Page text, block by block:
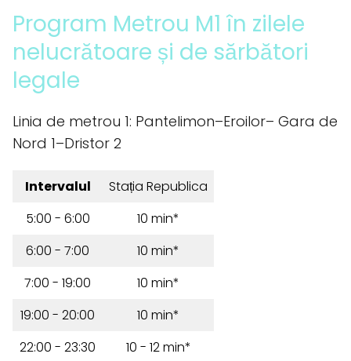
Program Metrou M1 în zilele
nelucrătoare și de sărbători
legale
Linia de metrou 1: Pantelimon–Eroilor– Gara de
Nord 1–Dristor 2
Intervalul
Stația Republica
5:00 - 6:00
10 min*
6:00 - 7:00
10 min*
7:00 - 19:00
10 min*
19:00 - 20:00
10 min*
22:00 - 23:30
10 - 12 min*